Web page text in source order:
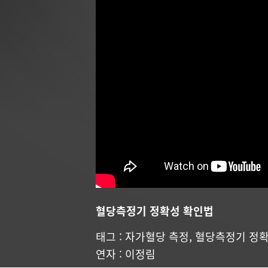
혈당측정기 정확성 확인법
태그 : 자가혈당 측정, 혈당측정기 정
연자 : 이정림